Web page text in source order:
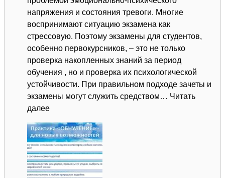
напряжения и состояния тревоги. Многие
воспринимают ситуацию экзамена как
стрессовую. Поэтому экзамены для студентов,
особенно первокурсников, – это не только
проверка накопленных знаний за период
обучения , но и проверка их психологической
устойчивости. При правильном подходе зачеты и
экзамены могут служить средством… Читать
далее:
СТРЕСС!